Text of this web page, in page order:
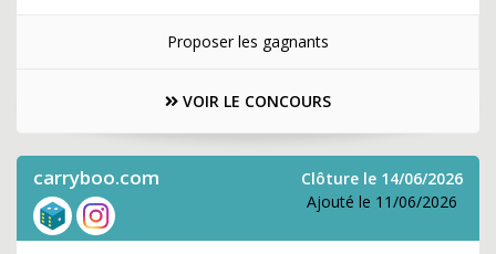
Proposer les gagnants
VOIR LE CONCOURS
carryboo.com
Clôture le 14/06/2026
Ajouté le 11/06/2026